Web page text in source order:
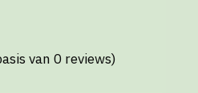
van 0 reviews)